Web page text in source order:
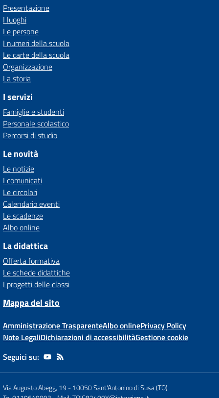
Presentazione
I luoghi
Le persone
I numeri della scuola
Le carte della scuola
Organizzazione
La storia
I servizi
Famiglie e studenti
Personale scolastico
Percorsi di studio
Le novità
Le notizie
I comunicati
Le circolari
Calendario eventi
Le scadenze
Albo online
La didattica
Offerta formativa
Le schede didattiche
I progetti delle classi
Mappa del sito
Amministrazione TrasparenteAlbo onlinePrivacy Policy
Note LegaliDichiarazioni di accessibilitàGestione cookie
Seguici su:
Via Augusto Abegg, 19 -10050 Sant'Antonino di Susa (TO)